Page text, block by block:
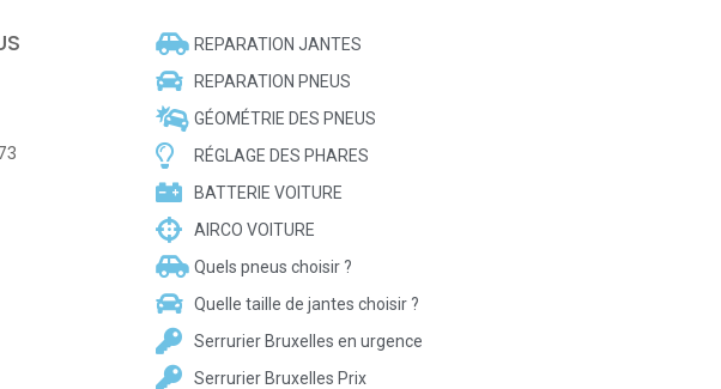
REPARATION JANTES
REPARATION PNEUS
GÉOMÉTRIE DES PNEUS
RÉGLAGE DES PHARES
BATTERIE VOITURE
AIRCO VOITURE
Quels pneus choisir ?
Quelle taille de jantes choisir ?
Serrurier Bruxelles en urgence
Serrurier Bruxelles Prix